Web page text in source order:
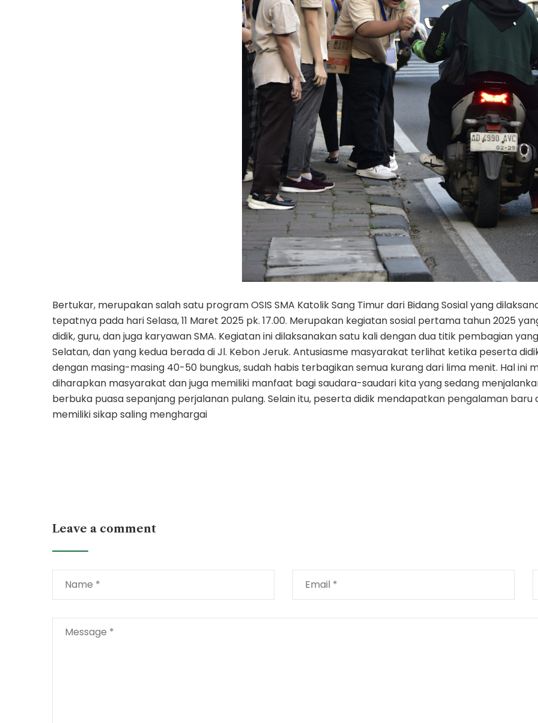
Bertukar, merupakan salah satu program OSIS SMA Katolik Sang Timur dari Bidang Sosial yang
tepatnya pada hari Selasa, 11 Maret 2025 pk. 17.00. Merupakan kegiatan sosial pertama tahun 2025
didik, guru, dan juga karyawan SMA. Kegiatan ini dilaksanakan satu kali dengan dua titik pembagian
Selatan, dan yang kedua berada di Jl. Kebon Jeruk. Antusiasme masyarakat terlihat ketika peserta
dengan masing-masing 40-50 bungkus, sudah habis terbagikan semua kurang dari lima menit. Hal ini
diharapkan masyarakat dan juga memiliki manfaat bagi saudara-saudari kita yang sedang
berbuka puasa sepanjang perjalanan pulang. Selain itu, peserta didik mendapatkan pengalaman
memiliki sikap saling menghargai
Leave a comment